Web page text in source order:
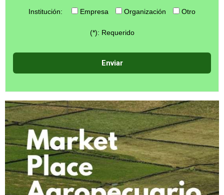
Institución: Empresa Organización Otro
(*): Requerido